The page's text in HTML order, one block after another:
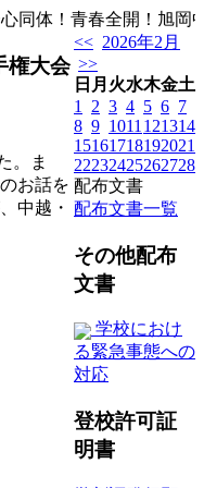
同体！青春全開！
権大会
。ま
お話を
中越・
<< 2026年2月
>>
日 月 火水木金土
1
2 3 4 5 6 7
8 9 1011 121314
15161718192021
22232425262728
配布文書
配布文書一覧
その他配布
文書
学校におけ
る緊急事態への
対応
登校許可証
明書